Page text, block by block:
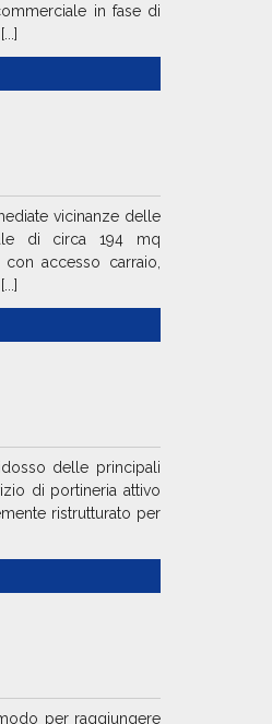
in fase di
vicinanze delle
di circa 194 mq
accesso carraio,
delle principali
di portineria attivo
ristrutturato per
per raggiungere